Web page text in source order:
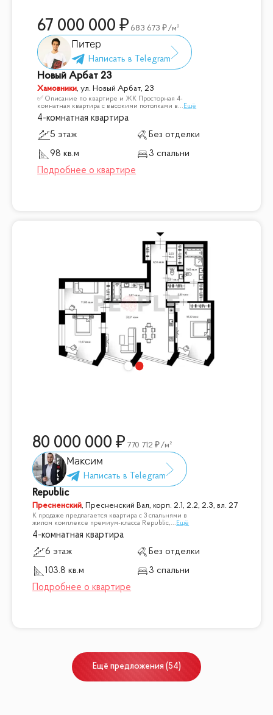
67 000 000 683 673 /м²
Питер
Новый Арбат 23
Хамовники,ул. Новый Арбат, 23
✅ Описание по квартире и ЖК Просторная 4-
комнатная квартира с высокими потолками в... Ещё
4-комнатная квартира
5 этаж
Без отделки
98 кв.м
3 спальни
80 000 000 770 712 /м²
Максим
Republic
Пресненский, Пресненский Вал, корп. 2.1, 2.2, 2.3, вл. 27
К продаже предлагается квартира с 3 спальнями в
жилом комплексе премиум-класса Republic,... Ещё
4-комнатная квартира
6 этаж
Без отделки
103.8 кв.м
3 спальни
Ещё предложения (54)